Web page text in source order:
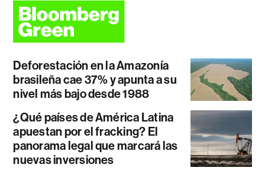
Deforestación en la Amazonía
brasileña cae 37% y apunta a su
nivel más bajo desde 1988
¿Qué países de América Latina
apuestan por el fracking? El
panorama legal que marcará las
nuevas inversiones